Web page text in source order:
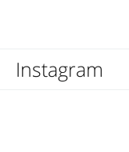
Instagram